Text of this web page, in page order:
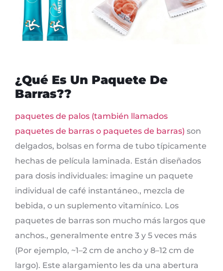
¿Qué Es Un Paquete De
Barras??
paquetes de palos (también llamados
paquetes de barras o paquetes de barras) son
delgados, bolsas en forma de tubo típicamente
hechas de película laminada. Están diseñados
para dosis individuales: imagine un paquete
individual de café instantáneo., mezcla de
bebida, o un suplemento vitamínico. Los
paquetes de barras son mucho más largos que
anchos., generalmente entre 3 y 5 veces más
(Por ejemplo, ~1–2 cm de ancho y 8–12 cm de
largo). Este alargamiento les da una abertura